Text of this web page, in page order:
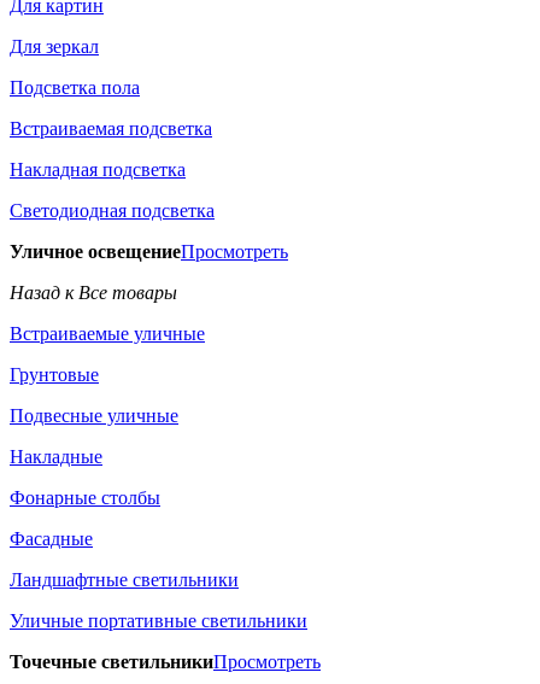
Для картин
Для зеркал
Подсветка пола
Встраиваемая подсветка
Накладная подсветка
Светодиодная подсветка
Уличное освещениеПросмотреть
Назад к Все товары
Встраиваемые уличные
Грунтовые
Подвесные уличные
Накладные
Фонарные столбы
Фасадные
Ландшафтные светильники
Уличные портативные светильники
Точечные светильникиПросмотреть